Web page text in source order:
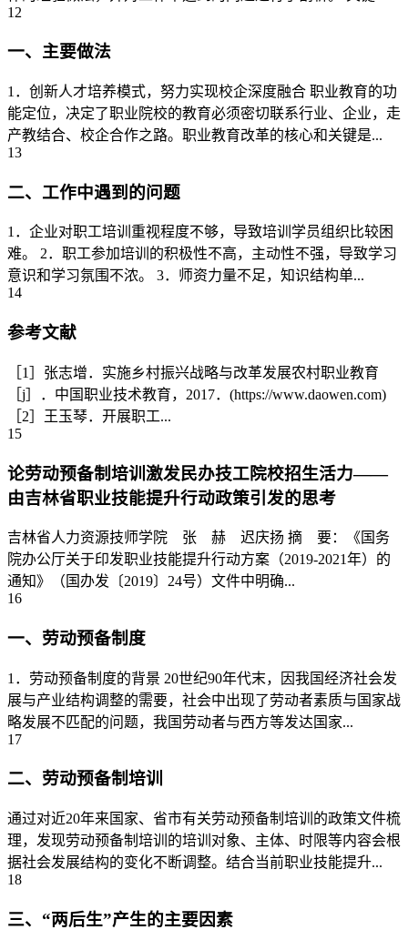
12
一、主要做法
1．创新人才培养模式，努力实现校企深度融合 职业教育的功
能定位，决定了职业院校的教育必须密切联系行业、企业，走
产教结合、校企合作之路。职业教育改革的核心和关键是...
13
二、工作中遇到的问题
1．企业对职工培训重视程度不够，导致培训学员组织比较困
难。 2．职工参加培训的积极性不高，主动性不强，导致学习
意识和学习氛围不浓。 3．师资力量不足，知识结构单...
14
参考文献
［1］张志增．实施乡村振兴战略与改革发展农村职业教育
［j］．中国职业技术教育，2017．(https://www.daowen.com)
［2］王玉琴．开展职工...
15
论劳动预备制培训激发民办技工院校招生活力——
由吉林省职业技能提升行动政策引发的思考
吉林省人力资源技师学院 张 赫 迟庆扬 摘 要：《国务
院办公厅关于印发职业技能提升行动方案（2019-2021年）的
通知》（国办发〔2019〕24号）文件中明确...
16
一、劳动预备制度
1．劳动预备制度的背景 20世纪90年代末，因我国经济社会发
展与产业结构调整的需要，社会中出现了劳动者素质与国家战
略发展不匹配的问题，我国劳动者与西方等发达国家...
17
二、劳动预备制培训
通过对近20年来国家、省市有关劳动预备制培训的政策文件梳
理，发现劳动预备制培训的培训对象、主体、时限等内容会根
据社会发展结构的变化不断调整。结合当前职业技能提升...
18
三、“两后生”产生的主要因素